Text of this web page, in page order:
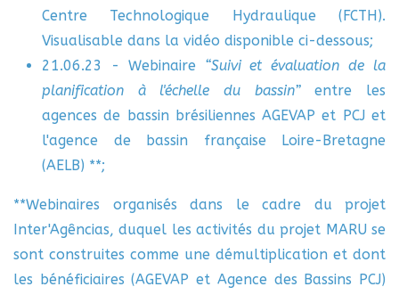
Centre Technologique Hydraulique (FCTH).
Visualisable dans la vidéo disponible ci-dessous;
21.06.23 - Webinaire “Suivi et évaluation de la
planification à l'échelle du bassin”entre les
agences de bassin brésiliennes AGEVAP et PCJ et
l'agence de bassin française Loire-Bretagne
(AELB) **;
**Webinaires organisés dans le cadre du projet
Inter'Agências, duquel les activités du projet MARU se
sont construites comme une démultiplication et dont
les bénéficiaires (AGEVAP et Agence des Bassins PCJ)